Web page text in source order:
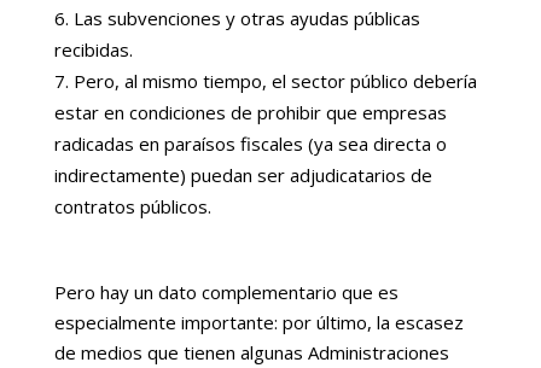
Las subvenciones y otras ayudas públicas
recibidas.
Pero, al mismo tiempo, el sector público debería
estar en condiciones de prohibir que empresas
radicadas en paraísos fiscales (ya sea directa o
indirectamente) puedan ser adjudicatarios de
contratos públicos.
Pero hay un dato complementario que es
especialmente importante: por último, la escasez
de medios que tienen algunas Administraciones